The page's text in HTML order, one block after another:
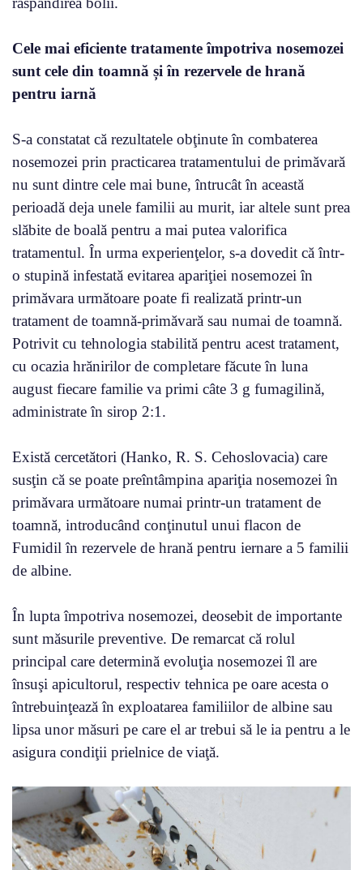
Cele mai eficiente tratamente împotriva nosemozei
sunt cele din toamnă și în rezervele de hrană
pentru iarnă
S-a constatat că rezultatele obţinute în combaterea
nosemozei prin practicarea tratamentului de primăvară
nu sunt dintre cele mai bune, întrucât în această
perioadă deja unele familii au murit, iar altele sunt prea
slăbite de boală pentru a mai putea valorifica
tratamentul. În urma experienţelor, s-a dovedit că într-
o stupină infestată evitarea apariţiei nosemozei în
primăvara următoare poate fi realizată printr-un
tratament de toamnă-primăvară sau numai de toamnă.
Potrivit cu tehnologia stabilită pentru acest tratament,
cu ocazia hrănirilor de completare făcute în luna
august fiecare familie va primi câte 3 g fumagilină,
administrate în sirop 2:1.
Există cercetători (Hanko, R. S. Cehoslovacia) care
susţin că se poate preîntâmpina apariţia nosemozei în
primăvara următoare numai printr-un tratament de
toamnă, introducând conţinutul unui flacon de
Fumidil în rezervele de hrană pentru iernare a 5 familii
de albine.
În lupta împotriva nosemozei, deosebit de importante
sunt măsurile preventive. De remarcat că rolul
principal care determină evoluţia nosemozei îl are
însuşi apicultorul, respectiv tehnica pe oare acesta o
întrebuinţează în exploatarea familiilor de albine sau
lipsa unor măsuri pe care el ar trebui să le ia pentru a le
asigura condiţii prielnice de viaţă.